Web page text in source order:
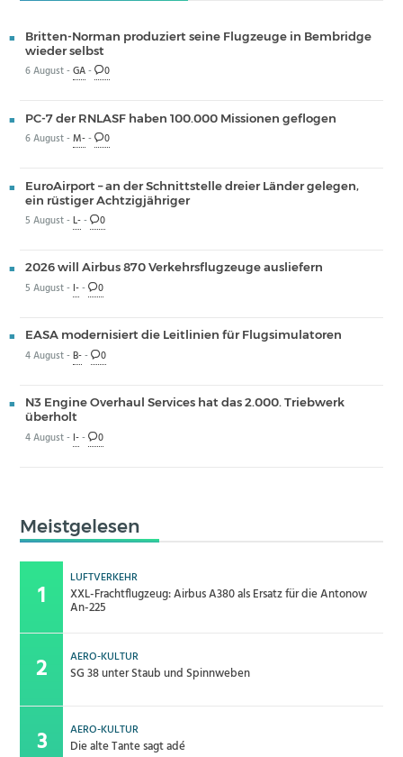
Britten-Norman produziert seine Flugzeuge in Bembridge
wieder selbst
6 August -GA- 0
PC-7 der RNLASF haben 100.000 Missionen geflogen
6 August -M-- 0
EuroAirport – an der Schnittstelle dreier Länder gelegen,
ein rüstiger Achtzigjähriger
5 August -L-- 0
2026 will Airbus 870 Verkehrsflugzeuge ausliefern
5 August - I-- 0
EASA modernisiert die Leitlinien für Flugsimulatoren
4 August -B-- 0
N3 Engine Overhaul Services hat das 2.000. Triebwerk
überholt
4 August - I-- 0
Meistgelesen
LUFTVERKEHR
XXL-Frachtflugzeug: Airbus A380 als Ersatz für die Antonow
An-225
AERO-KULTUR
SG 38 unter Staub und Spinnweben
AERO-KULTUR
Die alte Tante sagt adé